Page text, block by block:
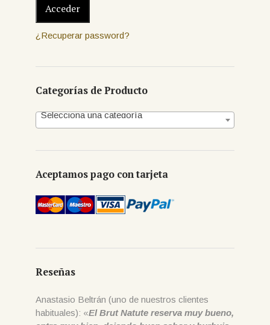
¿Recuperar password?
Categorías de Producto
Selecciona una categoría
Aceptamos pago con tarjeta
Reseñas
Anastasio Beltrán (uno de nuestros clientes
habituales): «El Brut Natute reserva muy bueno,